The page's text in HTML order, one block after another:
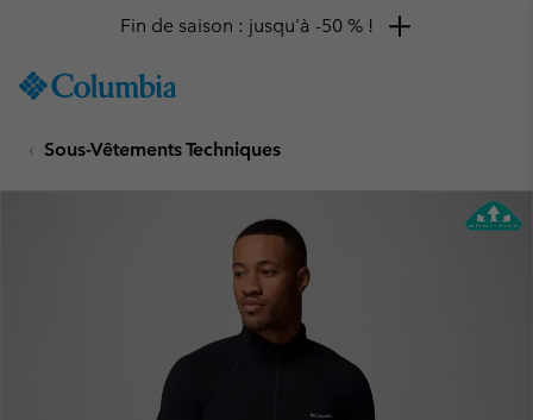
TO
SKIP
MAIN
Fin de saison : jusqu'à -50 % !
Sous-Vêtements Techniques